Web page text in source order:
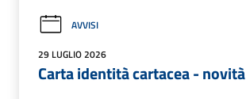
AVVISI
29 LUGLIO 2026
Carta identità cartacea - novità